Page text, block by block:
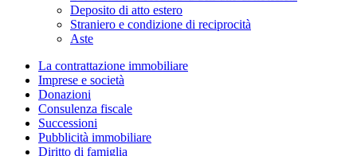
Deposito di atto estero
Straniero e condizione di reciprocità
Aste
La contrattazione immobiliare
Imprese e società
Donazioni
Consulenza fiscale
Successioni
Pubblicità immobiliare
Diritto di famiglia